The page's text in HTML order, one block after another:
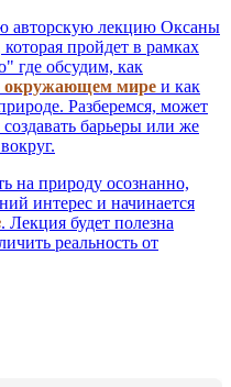
авторскую лекцию Оксаны
пройдет в рамках
где обсудим, как
мире и как
Разберемся, может
создавать барьеры или же
на природу осознанно,
интерес и начинается
. Лекция будет полезна
реальность от